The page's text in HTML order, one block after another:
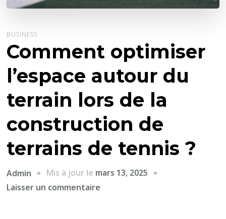
BUSINESS
Comment optimiser
l’espace autour du
terrain lors de la
construction de
terrains de tennis ?
Admin Mis à jour le mars 13, 2025
Laisser un commentaire